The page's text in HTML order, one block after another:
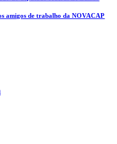
amigos de trabalho da NOVACAP